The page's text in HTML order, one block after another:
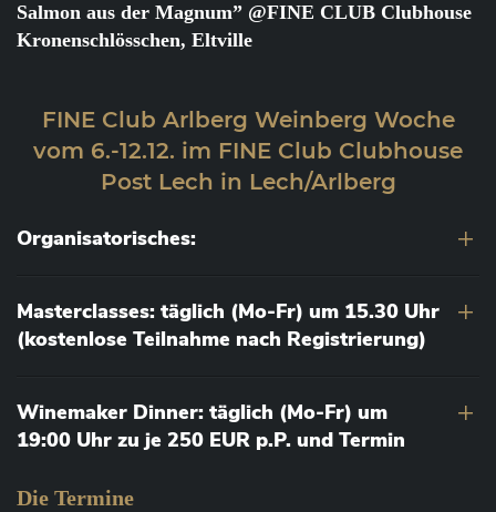
Salmon aus der Magnum” @FINE CLUB Clubhouse
Kronenschlösschen, Eltville
FINE Club Arlberg Weinberg Woche
vom 6.-12.12. im FINE Club Clubhouse
Post Lech in Lech/Arlberg
Organisatorisches:
Masterclasses: täglich (Mo-Fr) um 15.30 Uhr
(kostenlose Teilnahme nach Registrierung)
Winemaker Dinner: täglich (Mo-Fr) um
19:00 Uhr zu je 250 EUR p.P. und Termin
Die Termine